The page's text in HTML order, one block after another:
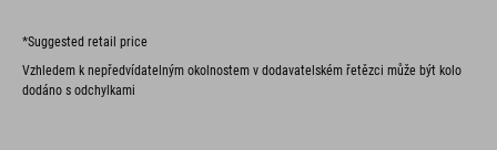
*Suggested retail price
Vzhledem k nepředvídatelným okolnostem v dodavatelském řetězci může být kolo
dodáno s odchylkami